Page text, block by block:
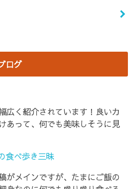
ログ
広く紹介されています！良いカ
あって、何でも美味しそうに見
食べ歩き三昧
がメインですが、たまにご飯の